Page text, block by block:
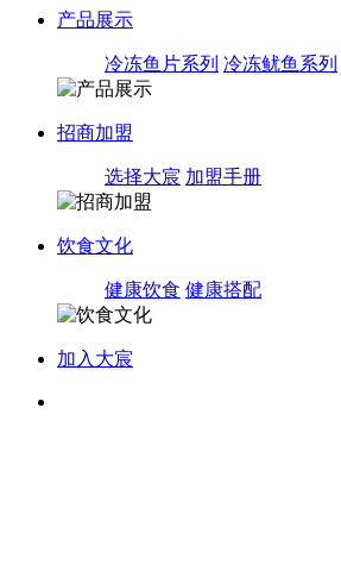
产品展示
冷冻鱼片系列 冷冻鱿鱼系列
招商加盟
选择大宸 加盟手册
饮食文化
健康饮食 健康搭配
加入大宸